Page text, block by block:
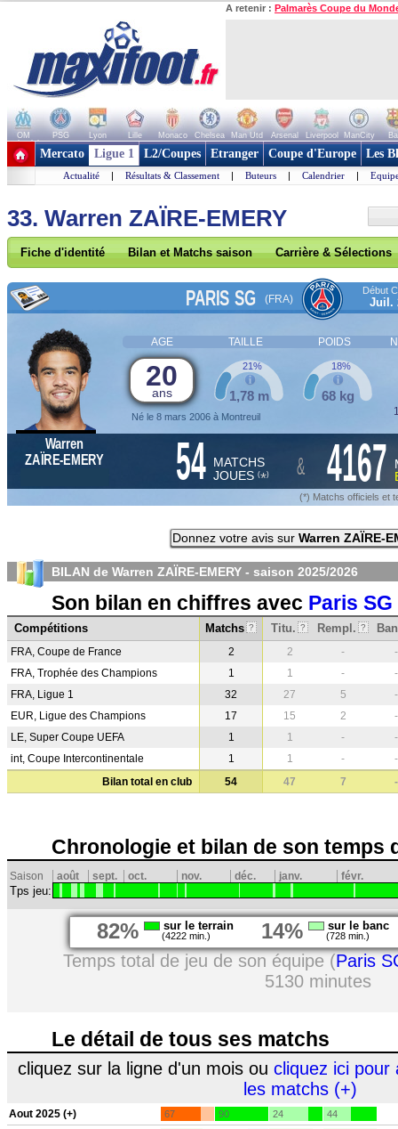
A retenir : Palmarès Coupe du
OM PSG Lyon Lille Monaco Chelsea Man Utd Arsenal Liverpool ManCity
+ de clubs
Mercato Ligue 1 L2/Coupes Etranger Coupe d'Europe Les
Actualité | Résultats & Classement | Buteurs | Calendrier |
33. Warren ZAÏRE-EMERY
Fiche d'identité Bilan et Matchs saison Carrière & Sélections
PARIS SG (FRA)
Début
Juil.
AGE TAILLE POIDS
20
ans
Né le 8 mars 2006 à Montreuil
1,78 m
21%
68 kg
18%
Warren
ZAÏRE-EMERY
54 MATCHS
JOUES (*) & 4167
(*) Matchs officiels et
Donnez votre avis sur Warren ZAÏRE-
BILAN de Warren ZAÏRE-EMERY - saison 2025/2026
Son bilan en chiffres avec Paris SG
Compétitions Matchs ? Titu. ? Rempl. ?
FRA, Coupe de France 2 2 -
-
FRA, Trophée des Champions
1 1 -
-
FRA, Ligue 1
32 27 5
-
EUR, Ligue des Champions
17 15 2
-
LE, Super Coupe UEFA
1 1 -
-
int, Coupe Intercontinentale
1 1 -
-
Bilan total en club
54 47 7 -
Chronologie et bilan de son temps
Saison août sept. oct. nov. déc. janv. févr.
Tps jeu:
82% sur le terrain
(4222 min.) 14% sur le banc
(728 min.)
Temps total de jeu de son équipe (Paris
5130 minutes
Le détail de tous ses matchs
cliquez sur la ligne d'un mois ou cliquez ici pour
les matchs (+)
Aout 2025 (+) 67 90 24 44